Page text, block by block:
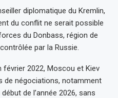
diplomatique du Kremlin,
du conflit ne serait possible
du Donbass, région de
par la Russie.
février 2022, Moscou et Kiev
de négociations, notamment
de l’année 2026, sans